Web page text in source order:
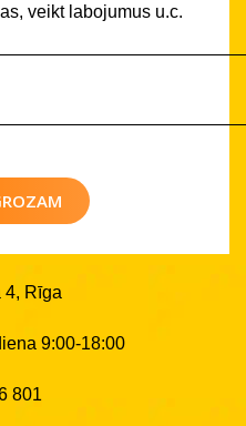
veikt labojumus u.c.
4, Rīga
9:00-18:00
801